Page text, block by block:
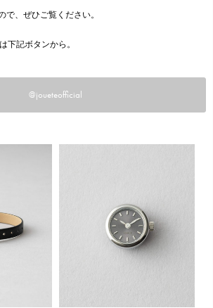
、ぜひご覧ください。
下記ボタンから。
@joueteofficial